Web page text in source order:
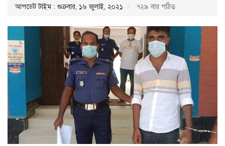
আপডেট টাইম : শুক্রবার, ১৬ জুলাই, ২০২১ ৭২৯ বার পঠিত